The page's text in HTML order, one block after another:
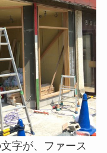
字が、ファース